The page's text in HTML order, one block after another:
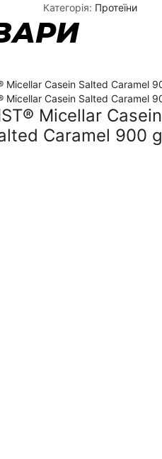
Категорія: Протеїни
Micellar Casein
Caramel 900 g